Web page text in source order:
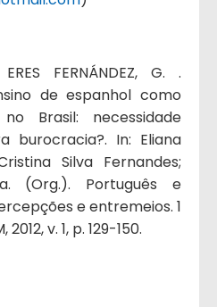
FERNÁNDEZ, G. .
de espanhol como
Brasil: necessidade
burocracia?. In: Eliana
Silva Fernandes;
(Org.). Português e
e entremeios. 1
v. 1, p. 129-150.